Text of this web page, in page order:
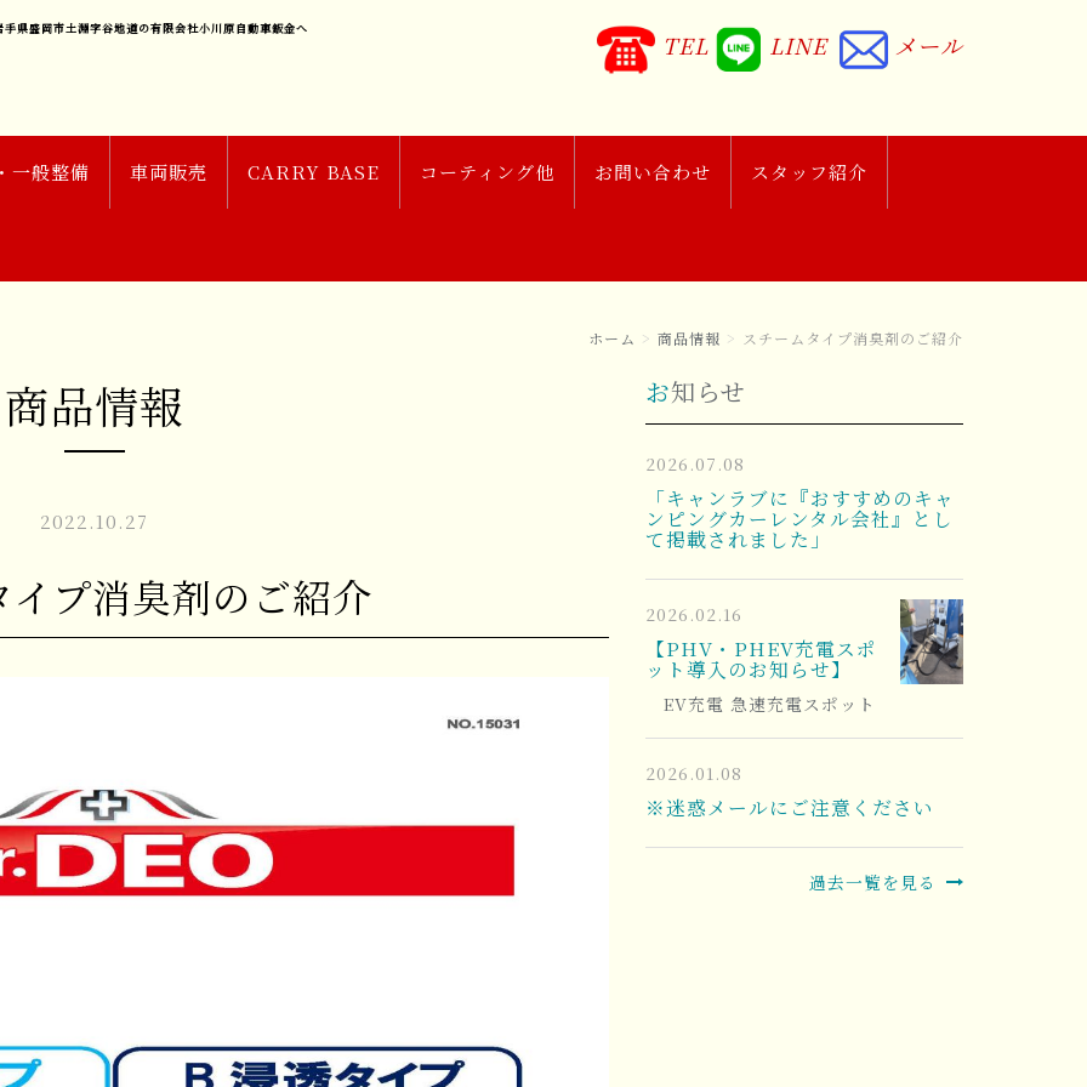
県盛岡市土淵字谷地道の有限会社小川原自動車鈑金へ
TEL LINE メール
一般整備 車両販売 CARRY BASE コーティング他 お問い合わせ スタッフ紹介
ホーム 商品情報 スチームタイプ消臭剤のご紹介
商品情報
2022.10.27
イプ消臭剤のご紹介
お知らせ
2026.07.08
「キャンラブに『おすすめのキャ
ンピングカーレンタル会社』とし
て掲載されました」
2026.02.16
【PHV・PHEV充電スポ
ット導入のお知らせ】
EV充電 急速充電スポット
2026.01.08
※迷惑メールにご注意ください
過去一覧を見る